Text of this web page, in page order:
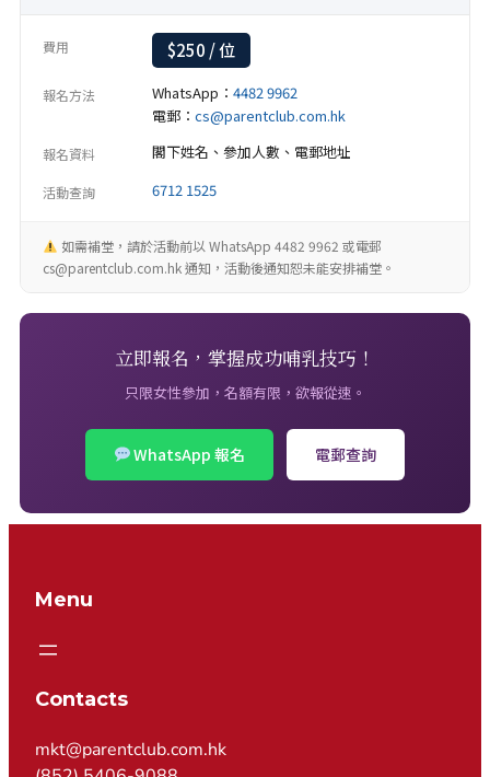
費用 $250 / 位
報名方法 WhatsApp： 4482 9962
電郵： cs@parentclub.com.hk
報名資料 閣下姓名、參加人數、電郵地址
活動查詢 6712 1525
如需補堂，請於活動前以 WhatsApp 4482 9962 或電郵
cs@parentclub.com.hk 通知，活動後通知恕未能安排補堂。
立即報名，掌握成功哺乳技巧！
只限女性參加，名額有限，欲報從速。
WhatsApp 報名 電郵查詢
Menu
Contacts
mkt@parentclub.com.hk